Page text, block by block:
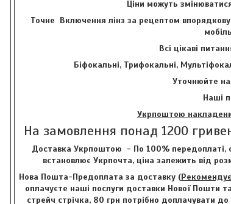
Ціни можуть
Точне Включення лінз за рецептом
Всі цікаві
Біфокальні, Трифокальні,
Уточнюйте
Наші
Укрпоштою
На замовлення понад 1200
Доставка Укрпоштою - По 100% передоплаті,
встановлює Укрпочта, ціна залежить від
Нова Пошта-Предоплата за доставку (
оплачуєте наші послуги доставки Нової Пошти
стрейч стрічка, 80 грн потрібно доплачувати